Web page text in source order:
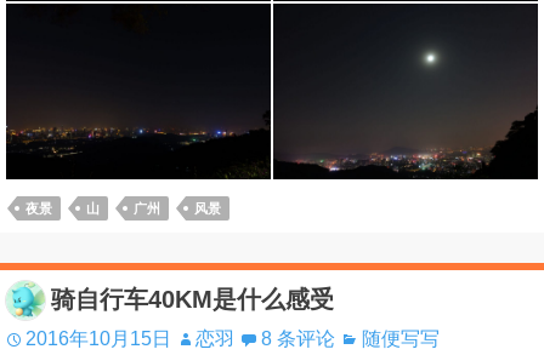
夜景 山 广州 风景
骑自行车40KM是什么感受
2016年10月15日 恋羽 8 条评论 随便写写